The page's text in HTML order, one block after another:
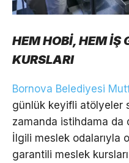
HEM HOBİ, HEM İŞ
KURSLARI
Bornova Belediyesi
günlük keyifli atölyeler
zamanda istihdama da
İlgili meslek odalarıyla
garantili meslek